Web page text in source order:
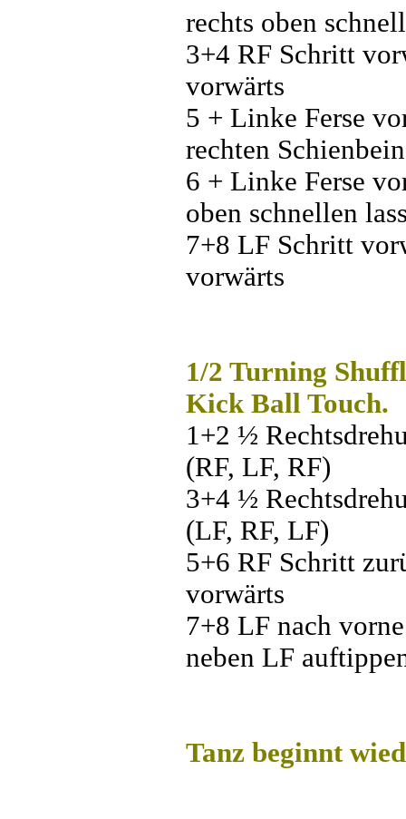
rechts oben
3+4 RF Schritt
vorwärts
5 + Linke Ferse
rechten
6 + Linke Ferse
oben schnellen
7+8 LF Schritt
vorwärts
1/2 Turning
Kick Ball Touch.
1+2 ½
(RF, LF, RF)
3+4 ½
(LF, RF, LF)
5+6 RF Schritt
vorwärts
7+8 LF nach
neben LF
Tanz beginnt